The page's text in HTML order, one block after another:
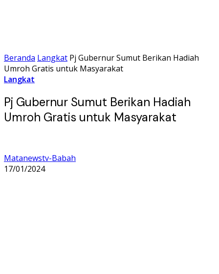
Beranda Langkat Pj Gubernur Sumut Berikan Hadiah
Umroh Gratis untuk Masyarakat
Langkat
Pj Gubernur Sumut Berikan Hadiah
Umroh Gratis untuk Masyarakat
Matanewstv-Babah
17/01/2024